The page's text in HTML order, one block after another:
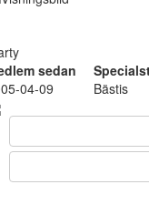
sedan
04-09
Bästis